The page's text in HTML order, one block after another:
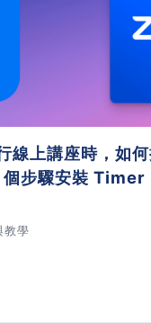
線上講座時，如
步驟安裝 Timer
教學